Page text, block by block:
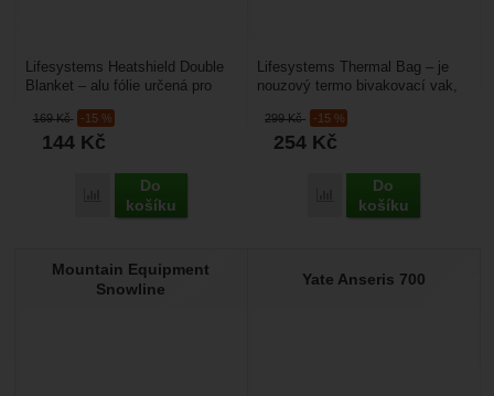
169Kč -15 %
144 Kč
Přidat 'Lifesystems Heatshield Double Blanket' k porovnání
Do
košíku
Lifesystems Heatshield Double
Blanket – alu fólie určená pro
dvou zraněných...
299Kč -15 %
254 Kč
Přidat 'Lifesystems
Do
košíku
Lifesystems Thermal Bag – je
nouzový termo bivakovací vak,
polyesteru,...
Mountain Equipment
Snowline
Yate Anseris 700